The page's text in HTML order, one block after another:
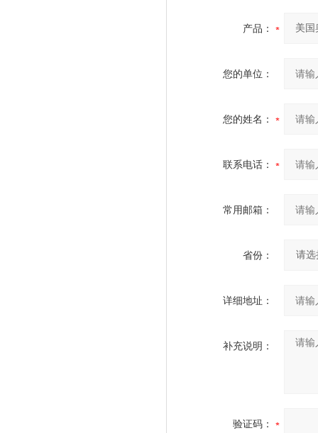
产品：
您的单位：
您的姓名：
联系电话：
常用邮箱：
省份：
详细地址：
补充说明：
验证码：